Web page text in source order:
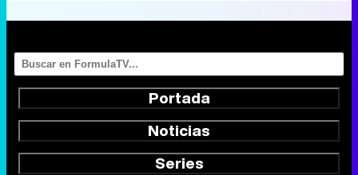
Portada
Noticias
Series